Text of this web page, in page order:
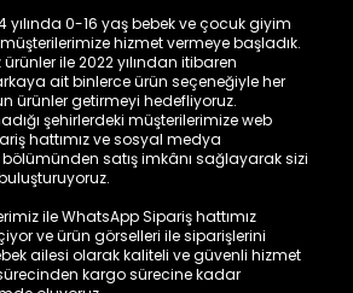
yılında 0-16 yaş bebek ve çocuk giyim
hizmet vermeye başladık.
ürünler ile 2022 yılından itibaren
ait binlerce ürün seçeneğiyle her
ürünler getirmeyi hedefliyoruz.
şehirlerdeki müşterilerimize web
hattımız ve sosyal medya
bölümünden satış imkânı sağlayarak sizi
ile WhatsApp Sipariş hattımız
ve ürün görselleri ile siparişlerini
ailesi olarak kaliteli ve güvenli hizmet
kargo sürecine kadar